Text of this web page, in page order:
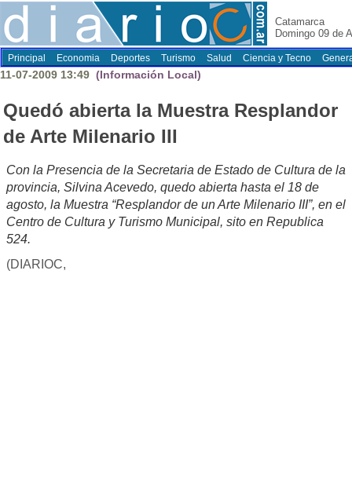
Catamarca
Domingo 09 de
Principal Economia Deportes Turismo Salud Ciencia y Tecno
11-07-2009 13:49 (Información Local)
Quedó abierta la Muestra Resplandor
de Arte Milenario III
Con la Presencia de la Secretaria de Estado de Cultura de la
provincia, Silvina Acevedo, quedo abierta hasta el 18 de
agosto, la Muestra “Resplandor de un Arte Milenario III”, en el
Centro de Cultura y Turismo Municipal, sito en Republica
524.
(DIARIOC,